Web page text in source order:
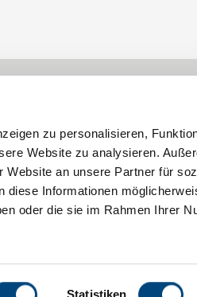
zu personalisieren,
Website zu analysieren.
an unsere Partner für
diese Informationen
oder die sie im Rahmen Ihrer
Statistiken
info@tann-rhoen.de